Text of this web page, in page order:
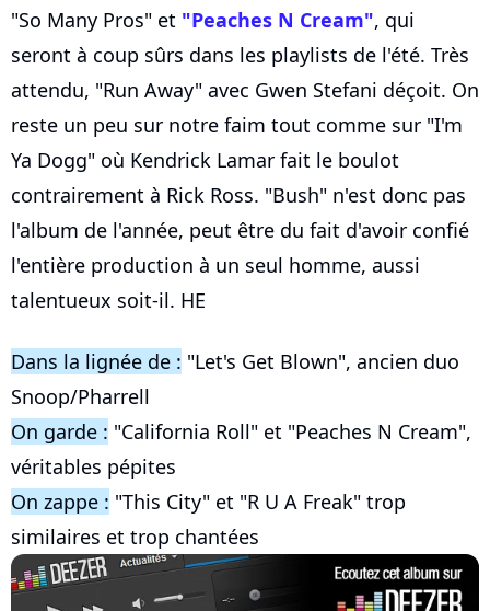
"So Many Pros" et "Peaches N Cream", qui
seront à coup sûrs dans les playlists de l'été. Très
attendu, "Run Away" avec Gwen Stefani déçoit. On
reste un peu sur notre faim tout comme sur "I'm
Ya Dogg" où Kendrick Lamar fait le boulot
contrairement à Rick Ross. "Bush" n'est donc pas
l'album de l'année, peut être du fait d'avoir confié
l'entière production à un seul homme, aussi
talentueux soit-il. HE
Dans la lignée de : "Let's Get Blown", ancien duo
Snoop/Pharrell
On garde : "California Roll" et "Peaches N Cream",
véritables pépites
On zappe : "This City" et "R U A Freak" trop
similaires et trop chantées